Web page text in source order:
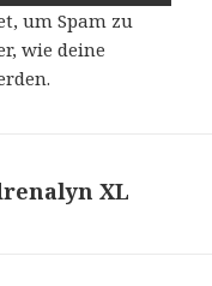
um Spam zu
wie deine
.
XL